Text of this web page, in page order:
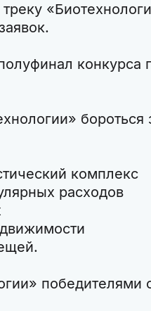
конкурса
бороться
комплекс
расходов
победителями